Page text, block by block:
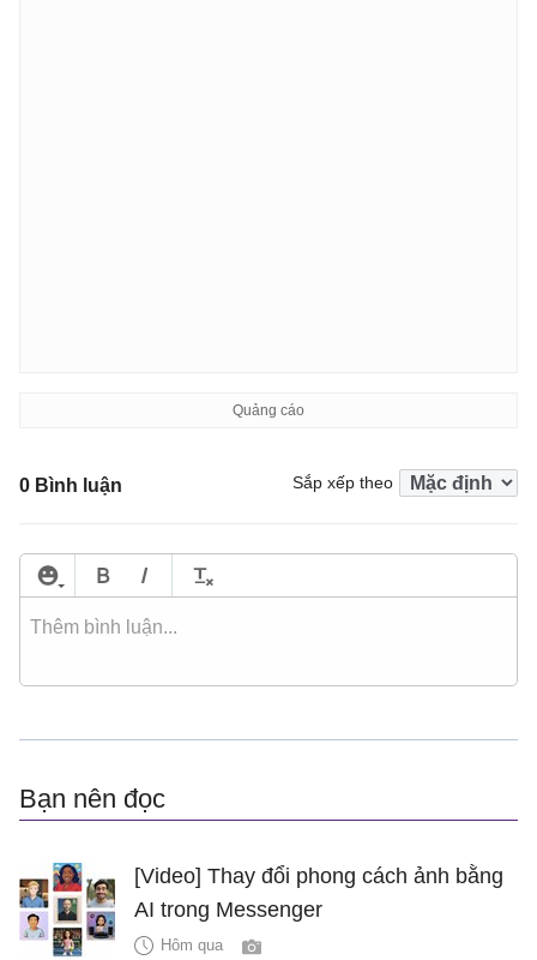
0 Bình luận Sắp xếp theo
Bạn nên đọc
[Video] Thay đổi phong cách ảnh bằng
AI trong Messenger
Hôm qua